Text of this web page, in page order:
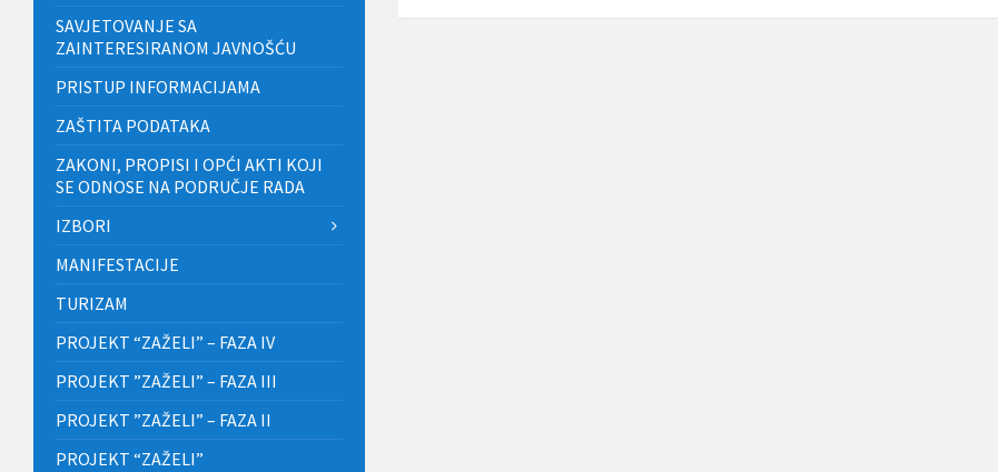
SAVJETOVANJE SA
ZAINTERESIRANOM JAVNOŠĆU
PRISTUP INFORMACIJAMA
ZAŠTITA PODATAKA
ZAKONI, PROPISI I OPĆI AKTI KOJI
SE ODNOSE NA PODRUČJE RADA
IZBORI
MANIFESTACIJE
TURIZAM
PROJEKT “ZAŽELI” – FAZA IV
PROJEKT ”ZAŽELI” – FAZA III
PROJEKT ”ZAŽELI” – FAZA II
PROJEKT “ZAŽELI”